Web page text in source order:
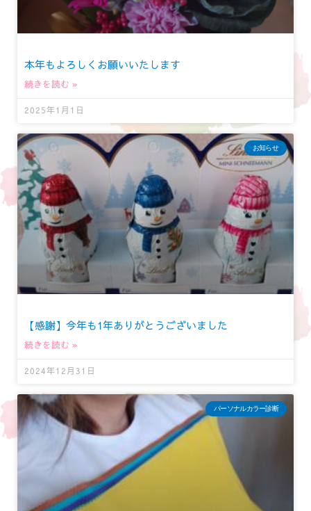
本年もよろしくお願いいたします
続きを読む »
2025年1月1日
お知らせ
【感謝】今年も1年ありがとうございました
続きを読む »
2024年12月31日
パーソナルカラー診断